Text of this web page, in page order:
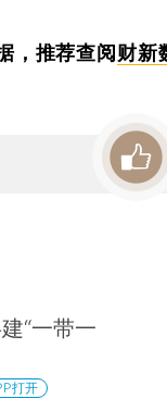
，推荐查阅 财新
“一带一
打开